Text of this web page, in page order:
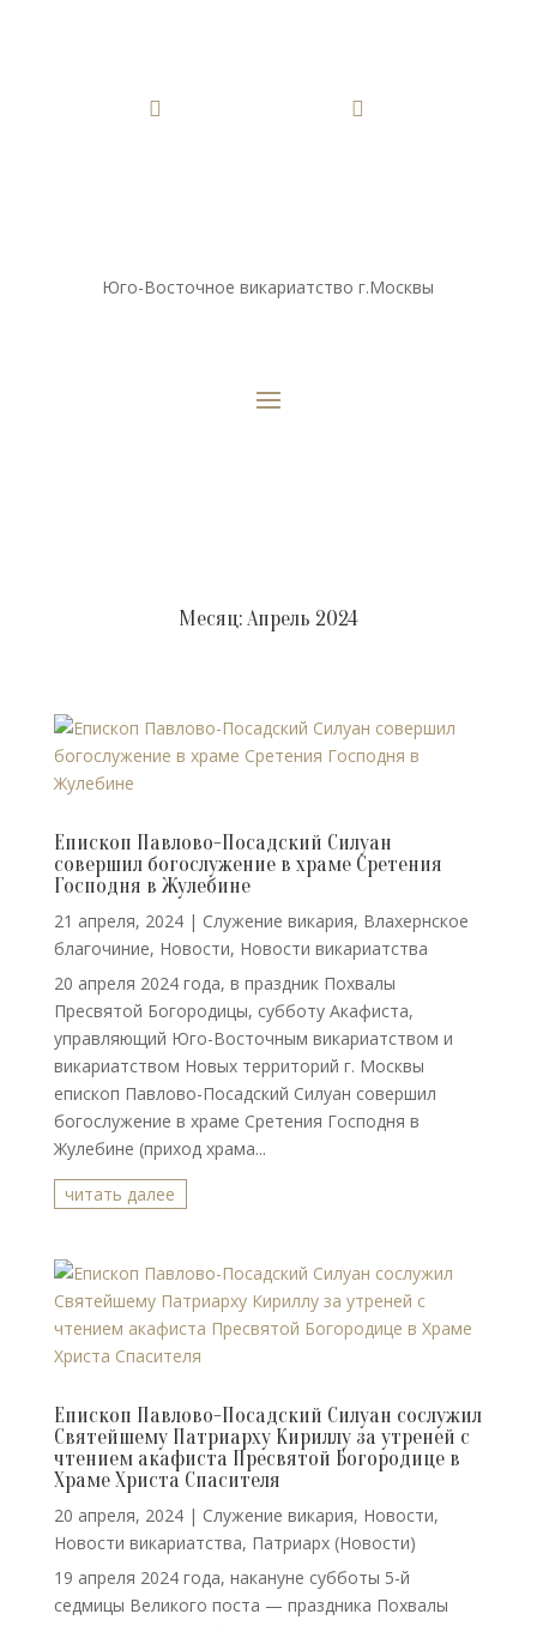
 
Юго-Восточное викариатство г.Москвы
Месяц:Апрель 2024
Епископ Павлово-Посадский Силуан
совершил богослужение в храме Сретения
Господня в Жулебине
21 апреля, 2024| Cлужение викария, Влахернское
благочиние, Новости, Новости викариатства
20 апреля 2024 года, в праздник Похвалы
Пресвятой Богородицы, субботу Акафиста,
управляющий Юго-Восточным викариатством и
викариатством Новых территорий г. Москвы
епископ Павлово-Посадский Силуан совершил
богослужение в храме Сретения Господня в
Жулебине (приход храма...
читать далее
Епископ Павлово-Посадский Силуан сослужил
Святейшему Патриарху Кириллу за утреней с
чтением акафиста Пресвятой Богородице в
Храме Христа Спасителя
20 апреля, 2024| Cлужение викария, Новости,
Новости викариатства, Патриарх (Новости)
19 апреля 2024 года, накануне субботы 5-й
седмицы Великого поста — праздника Похвалы